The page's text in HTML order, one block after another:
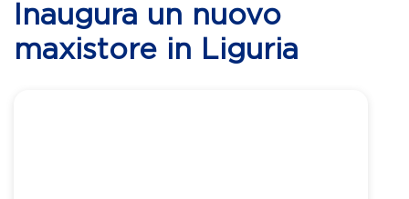
Inaugura un nuovo
maxistore in Liguria